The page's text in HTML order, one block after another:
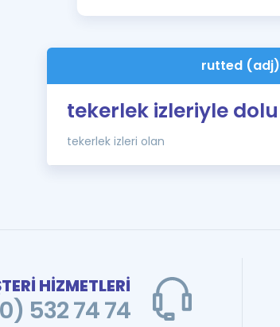
rutted (adj)
tekerlek izleriyle dolu
tekerlek izleri olan
HİZMETLERİ
532 74 74